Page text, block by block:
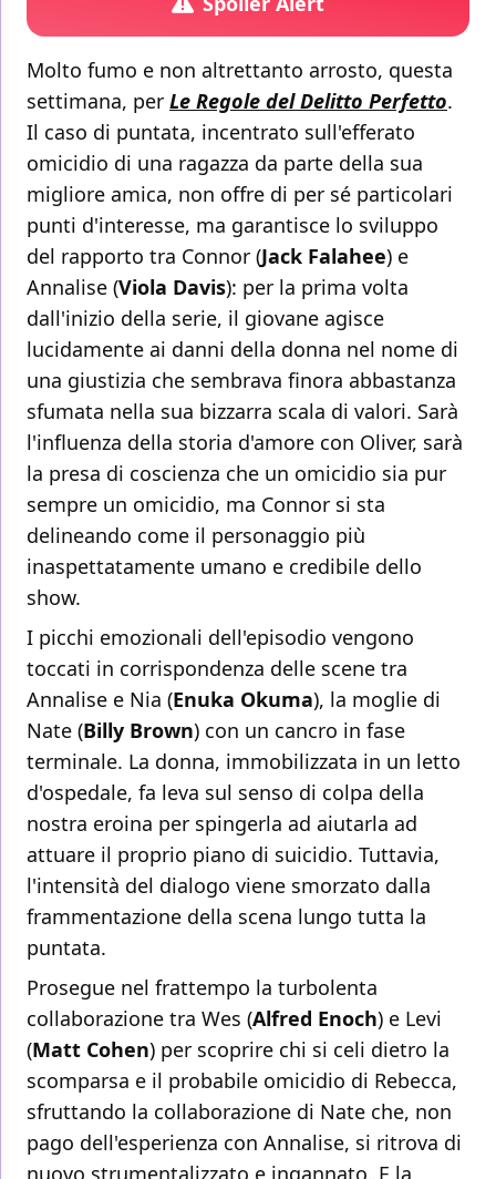
Molto fumo e non altrettanto arrosto, questa
settimana, per Le Regole del Delitto Perfetto.
Il caso di puntata, incentrato sull'efferato
omicidio di una ragazza da parte della sua
migliore amica, non offre di per sé particolari
punti d'interesse, ma garantisce lo sviluppo
del rapporto tra Connor (Jack Falahee) e
Annalise (Viola Davis): per la prima volta
dall'inizio della serie, il giovane agisce
lucidamente ai danni della donna nel nome di
una giustizia che sembrava finora abbastanza
sfumata nella sua bizzarra scala di valori. Sarà
l'influenza della storia d'amore con Oliver, sarà
la presa di coscienza che un omicidio sia pur
sempre un omicidio, ma Connor si sta
delineando come il personaggio più
inaspettatamente umano e credibile dello
show.
I picchi emozionali dell'episodio vengono
toccati in corrispondenza delle scene tra
Annalise e Nia (Enuka Okuma), la moglie di
Nate (Billy Brown) con un cancro in fase
terminale. La donna, immobilizzata in un letto
d'ospedale, fa leva sul senso di colpa della
nostra eroina per spingerla ad aiutarla ad
attuare il proprio piano di suicidio. Tuttavia,
l'intensità del dialogo viene smorzato dalla
frammentazione della scena lungo tutta la
puntata.
Prosegue nel frattempo la turbolenta
collaborazione tra Wes (Alfred Enoch) e Levi
(Matt Cohen) per scoprire chi si celi dietro la
scomparsa e il probabile omicidio di Rebecca,
sfruttando la collaborazione di Nate che, non
pago dell'esperienza con Annalise, si ritrova di